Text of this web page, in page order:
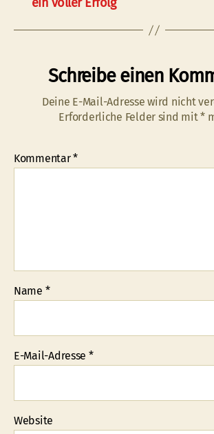
Schreibe einen
Deine E-Mail-Adresse wird nicht
Erforderliche Felder sind mit*
Kommentar*
Name *
E-Mail-Adresse *
Website